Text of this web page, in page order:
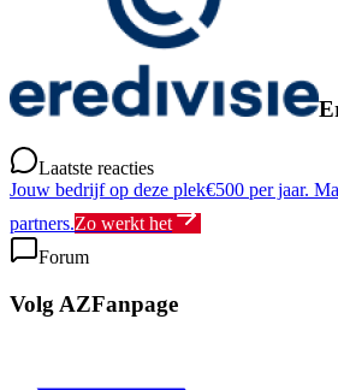
Laatste reacties
Jouw bedrijf op deze plek€500 per jaar.
partners.Zo werkt het
Forum
Volg AZFanpage